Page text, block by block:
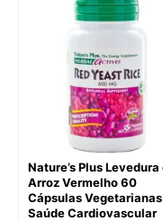
Nature’s Plus Levedura
Arroz Vermelho 60
Cápsulas Vegetarianas
Saúde Cardiovascular